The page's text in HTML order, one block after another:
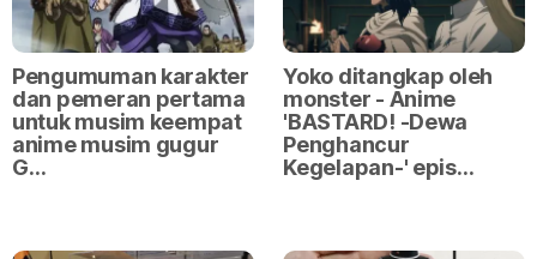
Pengumuman karakter
dan pemeran pertama
untuk musim keempat
anime musim gugur
G…
Yoko ditangkap oleh
monster - Anime
'BASTARD! -Dewa
Penghancur
Kegelapan-' epis…